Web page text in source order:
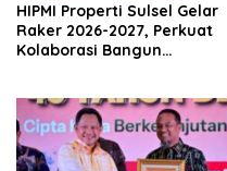
HIPMI Properti Sulsel Gelar
Raker 2026-2027, Perkuat
Kolaborasi Bangun